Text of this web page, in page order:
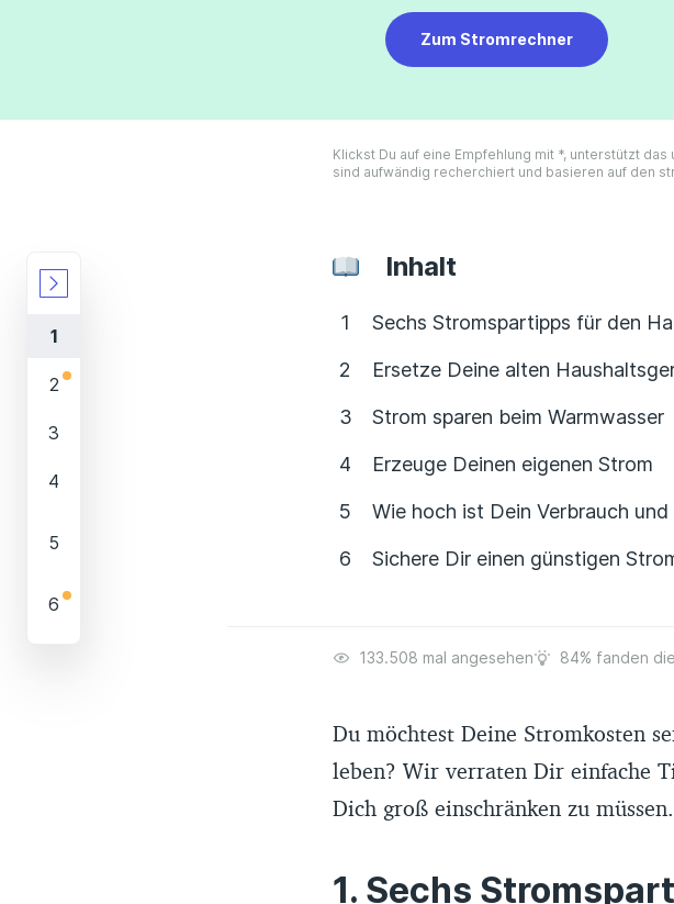
Zum Stromrechner
Klickst Du auf eine Empfehlung mit *, unterstützt
sind aufwändig recherchiert und basieren auf den
Inhalt
Sechs Stromspartipps für den
Ersetze Deine alten
Strom sparen beim Warmwasser
Erzeuge Deinen eigenen Strom
Wie hoch ist Dein Verbrauch
Sichere Dir einen günstigen
133.508 mal angesehen 84% fanden
Du möchtest Deine Stromkosten
leben? Wir verraten Dir einfache
Dich groß einschränken zu müssen.
Sechs